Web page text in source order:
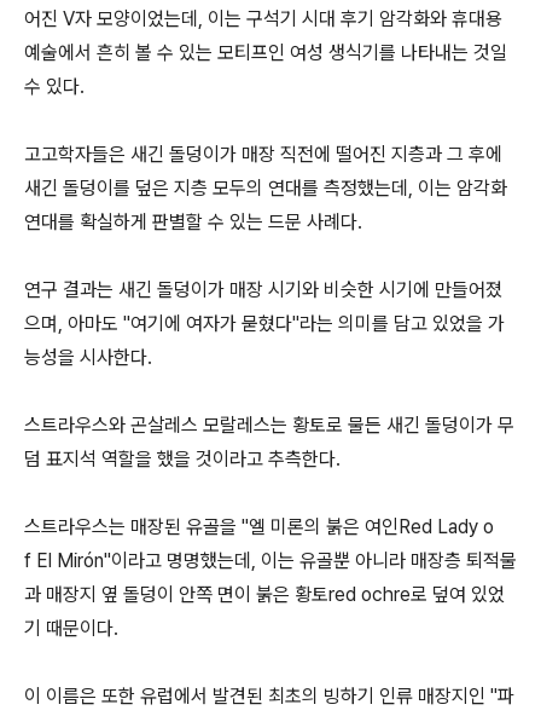
어진 V자 모양이었는데, 이는 구석기 시대 후기 암각화와 휴대용
예술에서 흔히 볼 수 있는 모티프인 여성 생식기를 나타내는 것일
수 있다.
고고학자들은 새긴 돌덩이가 매장 직전에 떨어진 지층과 그 후에
새긴 돌덩이를 덮은 지층 모두의 연대를 측정했는데, 이는 암각화
연대를 확실하게 판별할 수 있는 드문 사례다.
연구 결과는 새긴 돌덩이가 매장 시기와 비슷한 시기에 만들어졌
으며, 아마도 "여기에 여자가 묻혔다"라는 의미를 담고 있었을 가
능성을 시사한다.
스트라우스와 곤살레스 모랄레스는 황토로 물든 새긴 돌덩이가 무
덤 표지석 역할을 했을 것이라고 추측한다.
스트라우스는 매장된 유골을 "엘 미론의 붉은 여인Red Lady o
f El Mirón"이라고 명명했는데, 이는 유골뿐 아니라 매장층 퇴적물
과 매장지 옆 돌덩이 안쪽 면이 붉은 황토red ochre로 덮여 있었
기 때문이다.
이 이름은 또한 유럽에서 발견된 최초의 빙하기 인류 매장지인 "파